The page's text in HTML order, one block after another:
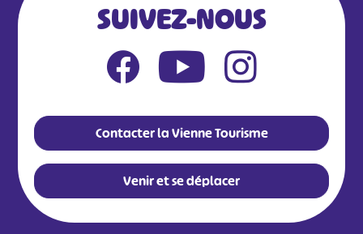
SUIVEZ-NOUS
Contacter la Vienne Tourisme
Venir et se déplacer